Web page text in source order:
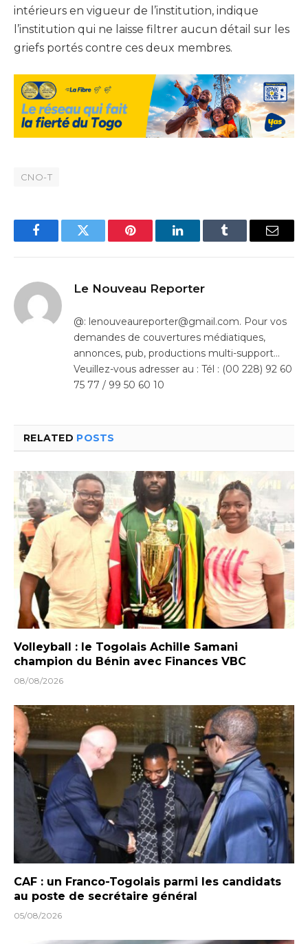
intérieurs en vigueur de l’institution, indique
l’institution qui ne laisse filtrer aucun détail sur les
griefs portés contre ces deux membres.
CNO-T
FacebookTwitter Pinterest LinkedInTumblr Email
Le Nouveau Reporter
@: lenouveaureporter@gmail.com. Pour vos
demandes de couvertures médiatiques,
annonces, pub, productions multi-support…
Veuillez-vous adresser au : Tél : (00 228) 92 60
75 77 / 99 50 60 10
RELATED POSTS
Volleyball : le Togolais Achille Samani
champion du Bénin avec Finances VBC
08/08/2026
CAF : un Franco-Togolais parmi les candidats
au poste de secrétaire général
05/08/2026